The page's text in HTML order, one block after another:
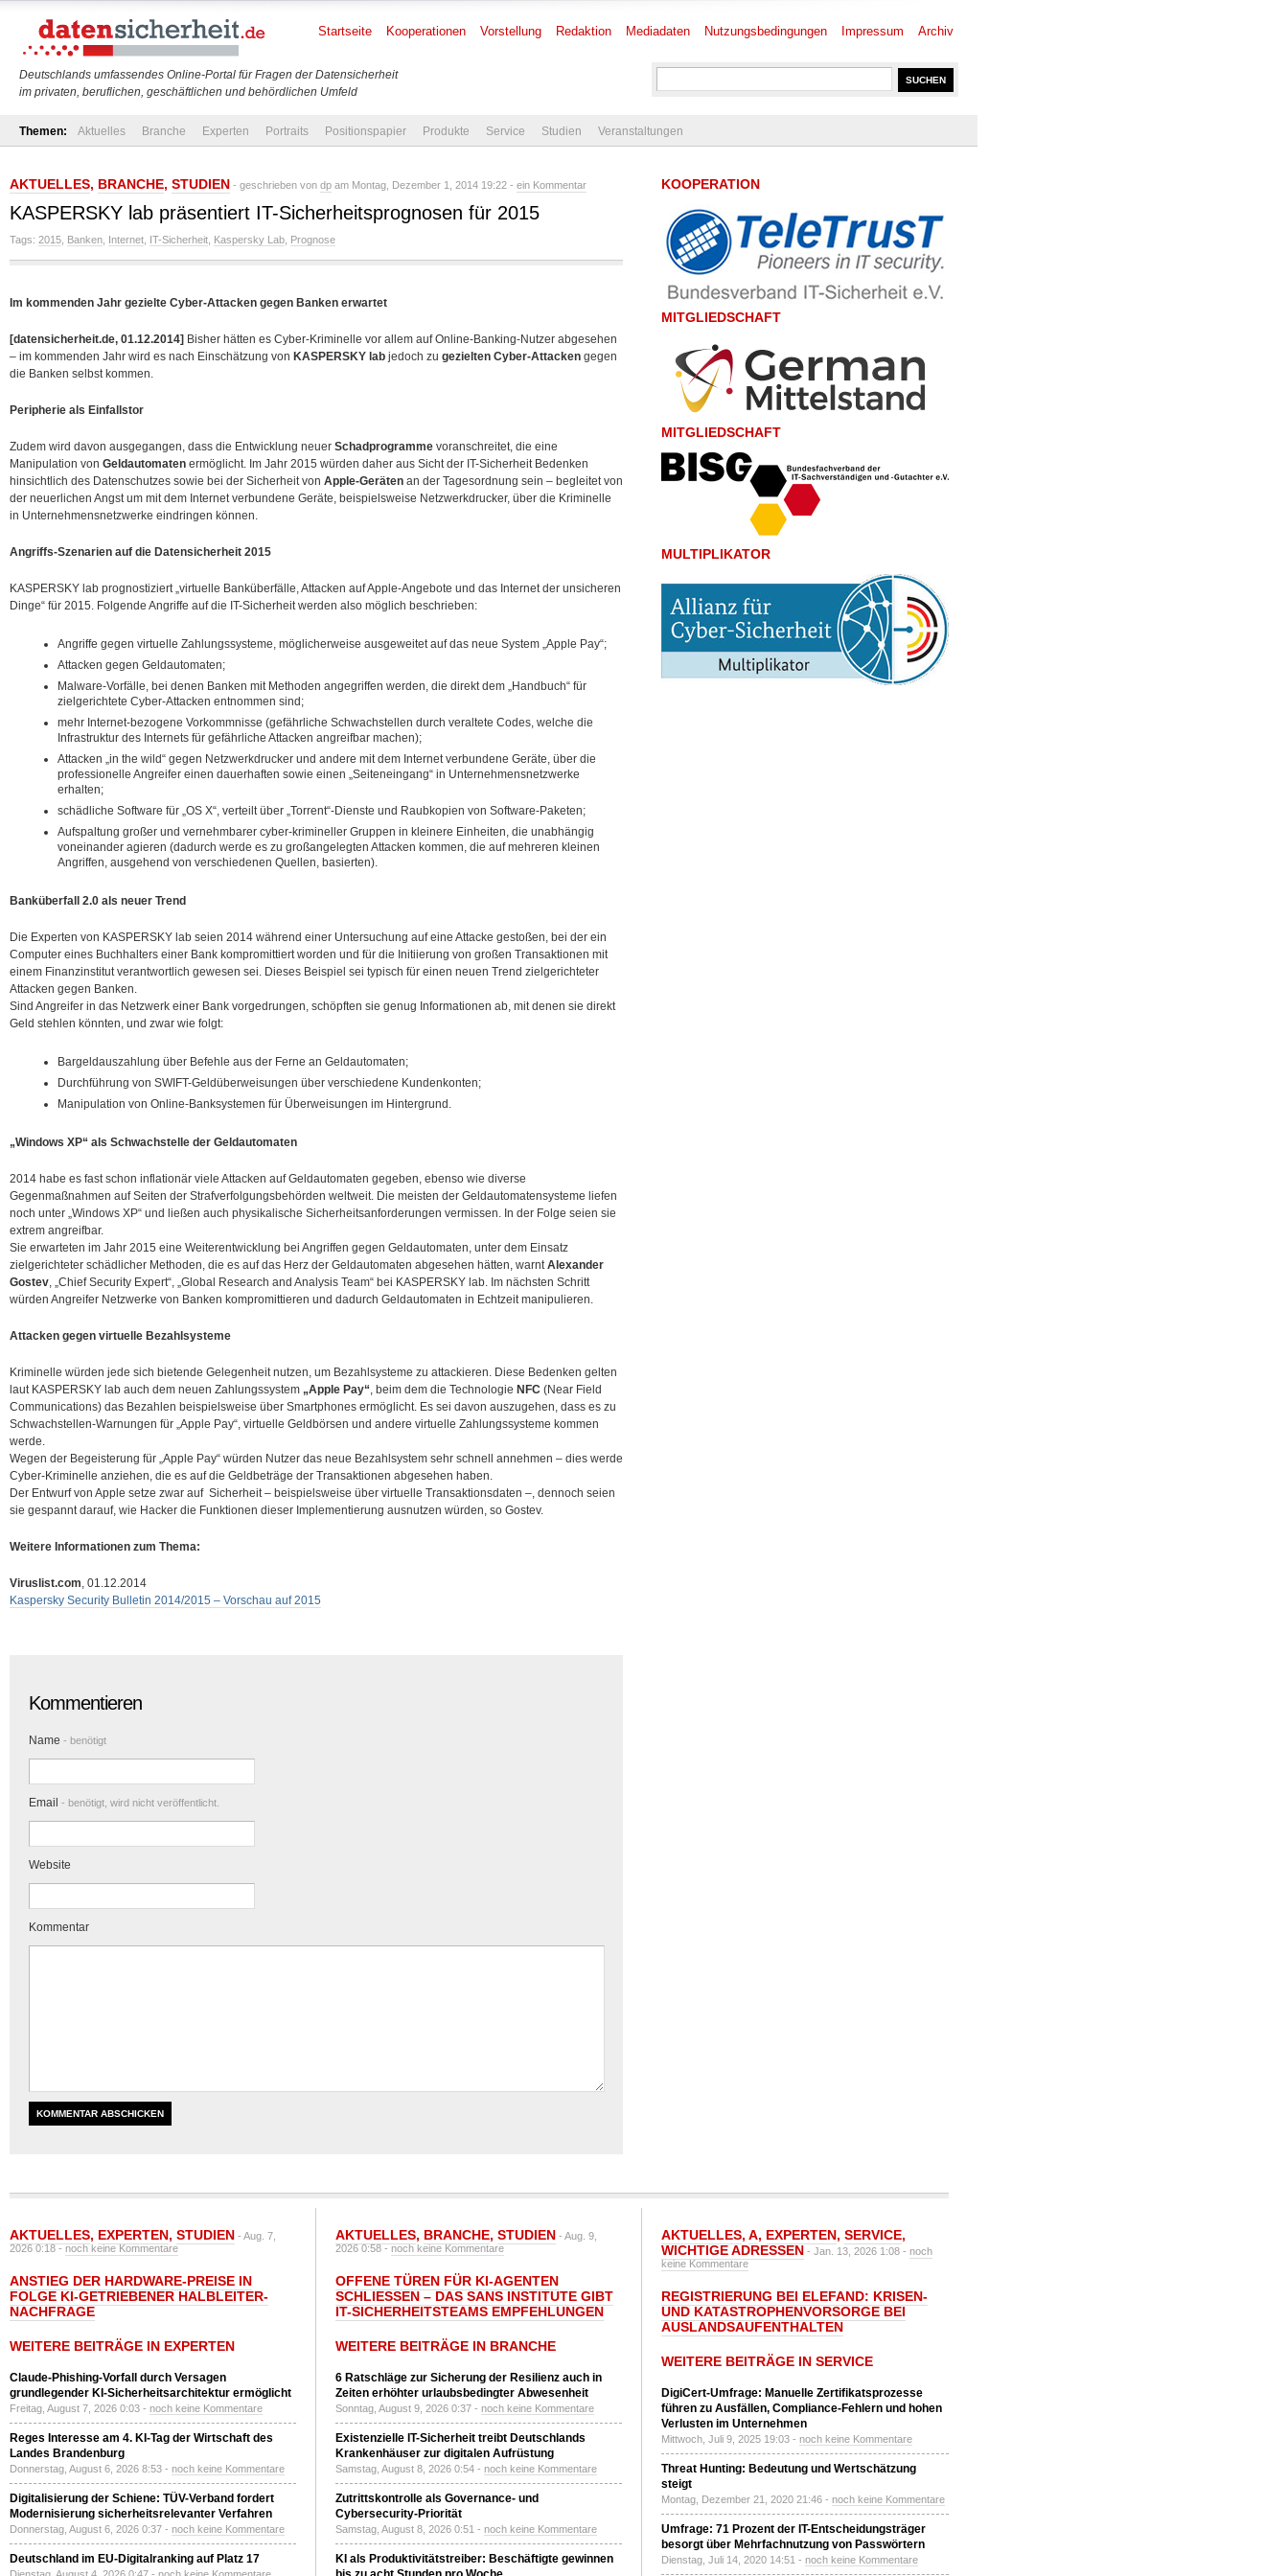
Deutschlands umfassendes Online-Portal für Fragen der Datensicherheit
im privaten, beruflichen, geschäftlichen und behördlichen Umfeld
Startseite Kooperationen Vorstellung Redaktion Mediadaten Nutzungsbedingungen Impressum Archiv
Themen: Aktuelles Branche Experten Portraits Positionspapier Produkte Service Studien Veranstaltungen
AKTUELLES, BRANCHE, STUDIEN - geschrieben von dp am Montag, Dezember 1, 2014 19:22 - ein Kommentar
KASPERSKY lab präsentiert IT-Sicherheitsprognosen für 2015
Tags: 2015 Banken Internet IT-Sicherheit Kaspersky Lab Prognose
Im kommenden Jahr gezielte Cyber-Attacken gegen Banken erwartet
[datensicherheit.de, 01.12.2014] Bisher hätten es Cyber-Kriminelle vor allem auf Online-Banking-Nutzer abgesehen
– im kommenden Jahr wird es nach Einschätzung von KASPERSKY lab jedoch zu gezielten Cyber-Attacken gegen
die Banken selbst kommen.
Peripherie als Einfallstor
Zudem wird davon ausgegangen, dass die Entwicklung neuer Schadprogramme voranschreitet, die eine
Manipulation von Geldautomaten ermöglicht. Im Jahr 2015 würden daher aus Sicht der IT-Sicherheit Bedenken
hinsichtlich des Datenschutzes sowie bei der Sicherheit von Apple-Geräten an der Tagesordnung sein – begleitet von
der neuerlichen Angst um mit dem Internet verbundene Geräte, beispielsweise Netzwerkdrucker, über die Kriminelle
in Unternehmensnetzwerke eindringen können.
Angriffs-Szenarien auf die Datensicherheit 2015
KASPERSKY lab prognostiziert „virtuelle Banküberfälle, Attacken auf Apple-Angebote und das Internet der unsicheren
Dinge“ für 2015. Folgende Angriffe auf die IT-Sicherheit werden also möglich beschrieben:
Angriffe gegen virtuelle Zahlungssysteme, möglicherweise ausgeweitet auf das neue System „Apple Pay“;
Attacken gegen Geldautomaten;
Malware-Vorfälle, bei denen Banken mit Methoden angegriffen werden, die direkt dem „Handbuch“ für
zielgerichtete Cyber-Attacken entnommen sind;
mehr Internet-bezogene Vorkommnisse (gefährliche Schwachstellen durch veraltete Codes, welche die
Infrastruktur des Internets für gefährliche Attacken angreifbar machen);
Attacken „in the wild“ gegen Netzwerkdrucker und andere mit dem Internet verbundene Geräte, über die
professionelle Angreifer einen dauerhaften sowie einen „Seiteneingang“ in Unternehmensnetzwerke
erhalten;
schädliche Software für „OS X“, verteilt über „Torrent“-Dienste und Raubkopien von Software-Paketen;
Aufspaltung großer und vernehmbarer cyber-krimineller Gruppen in kleinere Einheiten, die unabhängig
voneinander agieren (dadurch werde es zu großangelegten Attacken kommen, die auf mehreren kleinen
Angriffen, ausgehend von verschiedenen Quellen, basierten).
Banküberfall 2.0 als neuer Trend
Die Experten von KASPERSKY lab seien 2014 während einer Untersuchung auf eine Attacke gestoßen, bei der ein
Computer eines Buchhalters einer Bank kompromittiert worden und für die Initiierung von großen Transaktionen mit
einem Finanzinstitut verantwortlich gewesen sei. Dieses Beispiel sei typisch für einen neuen Trend zielgerichteter
Attacken gegen Banken.
Sind Angreifer in das Netzwerk einer Bank vorgedrungen, schöpften sie genug Informationen ab, mit denen sie direkt
Geld stehlen könnten, und zwar wie folgt:
Bargeldauszahlung über Befehle aus der Ferne an Geldautomaten;
Durchführung von SWIFT-Geldüberweisungen über verschiedene Kundenkonten;
Manipulation von Online-Banksystemen für Überweisungen im Hintergrund.
„Windows XP“ als Schwachstelle der Geldautomaten
2014 habe es fast schon inflationär viele Attacken auf Geldautomaten gegeben, ebenso wie diverse
Gegenmaßnahmen auf Seiten der Strafverfolgungsbehörden weltweit. Die meisten der Geldautomatensysteme liefen
noch unter „Windows XP“ und ließen auch physikalische Sicherheitsanforderungen vermissen. In der Folge seien sie
extrem angreifbar.
Sie erwarteten im Jahr 2015 eine Weiterentwicklung bei Angriffen gegen Geldautomaten, unter dem Einsatz
zielgerichteter schädlicher Methoden, die es auf das Herz der Geldautomaten abgesehen hätten, warntAlexander
Gostev, „Chief Security Expert“, „Global Research and Analysis Team“ bei KASPERSKY lab. Im nächsten Schritt
würden Angreifer Netzwerke von Banken kompromittieren und dadurch Geldautomaten in Echtzeit manipulieren.
Attacken gegen virtuelle Bezahlsysteme
Kriminelle würden jede sich bietende Gelegenheit nutzen, um Bezahlsysteme zu attackieren. Diese Bedenken gelten
laut KASPERSKY lab auch dem neuen Zahlungssystem „Apple Pay“, beim dem die Technologie NFC (Near Field
Communications) das Bezahlen beispielsweise über Smartphones ermöglicht. Es sei davon auszugehen, dass es zu
Schwachstellen-Warnungen für „Apple Pay“, virtuelle Geldbörsen und andere virtuelle Zahlungssysteme kommen
werde.
Wegen der Begeisterung für „Apple Pay“ würden Nutzer das neue Bezahlsystem sehr schnell annehmen – dies werde
Cyber-Kriminelle anziehen, die es auf die Geldbeträge der Transaktionen abgesehen haben.
Der Entwurf von Apple setze zwar auf Sicherheit – beispielsweise über virtuelle Transaktionsdaten –, dennoch seien
sie gespannt darauf, wie Hacker die Funktionen dieser Implementierung ausnutzen würden, so Gostev.
Weitere Informationen zum Thema:
Viruslist.com, 01.12.2014
Kaspersky Security Bulletin 2014/2015 – Vorschau auf 2015
Kommentieren
Name - benötigt
Email - benötigt, wird nicht veröffentlicht.
Website
Kommentar
KOOPERATION
MITGLIEDSCHAFT
MITGLIEDSCHAFT
MULTIPLIKATOR
AKTUELLES, EXPERTEN, STUDIEN - Aug. 7,
2026 0:18 -noch keine Kommentare
ANSTIEG DER HARDWARE-PREISE IN
FOLGE KI-GETRIEBENER HALBLEITER-
NACHFRAGE
WEITERE BEITRÄGE IN EXPERTEN
Claude-Phishing-Vorfall durch Versagen
grundlegender KI-Sicherheitsarchitektur ermöglicht
Freitag, August 7, 2026 0:03 - noch keine Kommentare
Reges Interesse am 4. KI-Tag der Wirtschaft des
Landes Brandenburg
Donnerstag, August 6, 2026 8:53 - noch keine Kommentare
Digitalisierung der Schiene: TÜV-Verband fordert
Modernisierung sicherheitsrelevanter Verfahren
Donnerstag, August 6, 2026 0:37 - noch keine Kommentare
Deutschland im EU-Digitalranking auf Platz 17
AKTUELLES, BRANCHE, STUDIEN - Aug. 9,
2026 0:58 -noch keine Kommentare
OFFENE TÜREN FÜR KI-AGENTEN
SCHLIESSEN – DAS SANS INSTITUTE GIBT I
T-SICHERHEITSTEAMS EMPFEHLUNGEN
WEITERE BEITRÄGE IN BRANCHE
6 Ratschläge zur Sicherung der Resilienz auch in
Zeiten erhöhter urlaubsbedingter Abwesenheit
Sonntag, August 9, 2026 0:37 - noch keine Kommentare
Existenzielle IT-Sicherheit treibt Deutschlands
Krankenhäuser zur digitalen Aufrüstung
Samstag, August 8, 2026 0:54 - noch keine Kommentare
Zutrittskontrolle als Governance- und
Cybersecurity-Priorität
Samstag, August 8, 2026 0:51 - noch keine Kommentare
KI als Produktivitätstreiber: Beschäftigte gewinnen
AKTUELLES, A, EXPERTEN, SERVICE,
WICHTIGE ADRESSEN - Jan. 13, 2026 1:08 - noch
keine Kommentare
REGISTRIERUNG BEI ELEFAND: KRISEN-
UND KATASTROPHENVORSORGE BEI
AUSLANDSAUFENTHALTEN
WEITERE BEITRÄGE IN SERVICE
DigiCert-Umfrage: Manuelle Zertifikatsprozesse
führen zu Ausfällen, Compliance-Fehlern und hohen
Verlusten im Unternehmen
Mittwoch, Juli 9, 2025 19:03 - noch keine Kommentare
Threat Hunting: Bedeutung und Wertschätzung
steigt
Montag, Dezember 21, 2020 21:46 - noch keine Kommentare
Umfrage: 71 Prozent der IT-Entscheidungsträger
besorgt über Mehrfachnutzung von Passwörtern
Dienstag, Juli 14, 2020 14:51 - noch keine Kommentare